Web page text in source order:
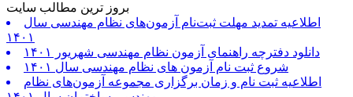
بروز ترین مطالب سایت
اطلاعیه تمدید مهلت ثبت‌نام آزمون‌های نظام مهندسی سال
۱۴۰۱
دانلود دفترچه راهنمای آزمون نظام مهندسی شهریور ۱۴۰۱
شروع ثبت نام آزمون های نظام مهندسی سال ۱۴۰۱
اطلاعیه ثبت نام و زمان برگزاری مجموعه آزمون‌های نظام